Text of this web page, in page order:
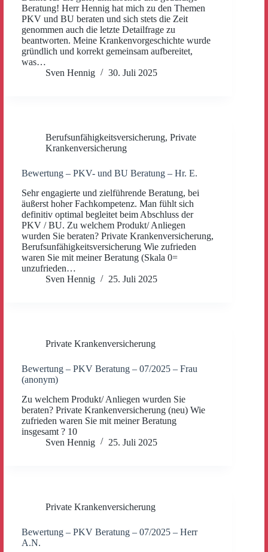
Beratung! Herr Hennig hat mich zu den Themen
PKV und BU beraten und sich stets die Zeit
genommen auch die letzte Detailfrage zu
beantworten. Meine Krankenvorgeschichte wurde
gründlich und korrekt gemeinsam aufbereitet,
was…
Sven Hennig
30. Juli 2025
Berufsunfähigkeitsversicherung, Private
Krankenversicherung
Bewertung – PKV- und BU Beratung – Hr. E.
Sehr engagierte und zielführende Beratung, bei
äußerst hoher Fachkompetenz. Man fühlt sich
definitiv optimal begleitet beim Abschluss der
PKV / BU. Zu welchem Produkt/ Anliegen
wurden Sie beraten? Private Krankenversicherung,
Berufsunfähigkeitsversicherung Wie zufrieden
waren Sie mit meiner Beratung (Skala 0=
unzufrieden…
Sven Hennig
25. Juli 2025
Private Krankenversicherung
Bewertung – PKV Beratung – 07/2025 – Frau
(anonym)
Zu welchem Produkt/ Anliegen wurden Sie
beraten? Private Krankenversicherung (neu) Wie
zufrieden waren Sie mit meiner Beratung
insgesamt ? 10
Sven Hennig
25. Juli 2025
Private Krankenversicherung
Bewertung – PKV Beratung – 07/2025 – Herr
A.N.